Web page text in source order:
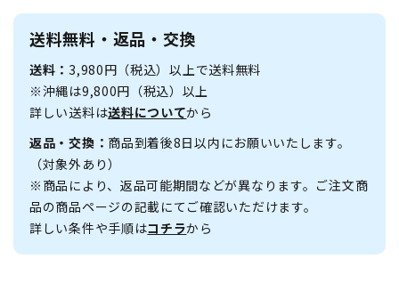
送料無料・返品・交換
送料：3,980円（税込）以上で送料無料
※沖縄は9,800円（税込）以上
詳しい送料は送料についてから
返品・交換： 商品到着後8日以内にお願いいたします。
（対象外あり）
※商品により、返品可能期間などが異なります。ご注文商
品の商品ページの記載にてご確認いただけます。
詳しい条件や手順はコチラから